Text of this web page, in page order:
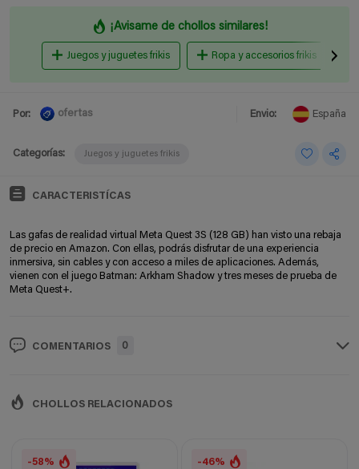
¡Avisame de chollos similares!
Juegos y juguetes frikis Ropa y accesorios frikis
Por: ofertas Envio: España
Categorías: Juegos y juguetes frikis
CARACTERISTÍCAS
Las gafas de realidad virtual Meta Quest 3S (128 GB) han visto una rebaja
de precio en Amazon. Con ellas, podrás disfrutar de una experiencia
inmersiva, sin cables y con acceso a miles de aplicaciones. Además,
vienen con el juego Batman: Arkham Shadow y tres meses de prueba de
Meta Quest+.
COMENTARIOS 0
CHOLLOS RELACIONADOS
-58% -46%